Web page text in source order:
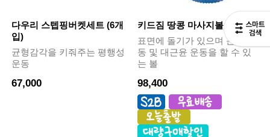
다우리 스텝핑버켓세트 (6개
입)
균형감각을 키줘주는 평행성
운동
67,000
키드짐 땅콩 마사지볼
표면에 돌기가 있으며 근력운
동 및 대근윤 운동을 할 수 있
는 볼
98,400